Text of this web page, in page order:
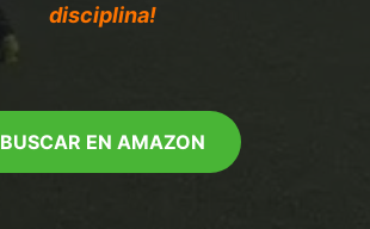
disciplina!
BUSCAR EN AMAZON